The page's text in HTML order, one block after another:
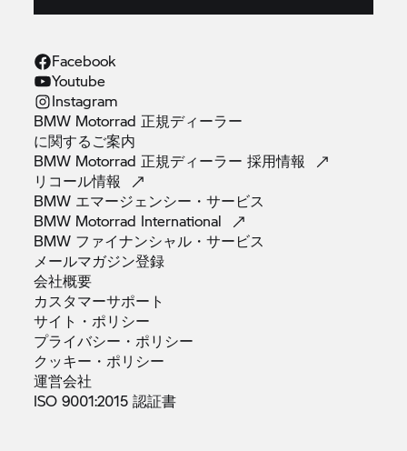
Facebook
Youtube
Instagram
BMW Motorrad 正規ディーラー
に関するご案内
BMW Motorrad 正規ディーラー採用情報
リコール情報
BMW エマージェンシー・サービス
BMW Motorrad International
BMW ファイナンシャル・サービス
メールマガジン登録
会社概要
カスタマーサポート
サイト・ポリシー
プライバシー・ポリシー
クッキー・ポリシー
運営会社
ISO 9001:2015認証書